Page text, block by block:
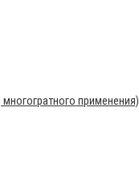
применения)